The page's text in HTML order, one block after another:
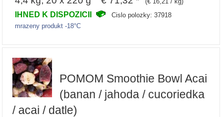
IHNED K DISPOZICII
Cislo polozky: 37918
mrazeny produkt -18°C
POMOM Smoothie Bowl Acai
(banan / jahoda / cucoriedka
/ acai / datle)